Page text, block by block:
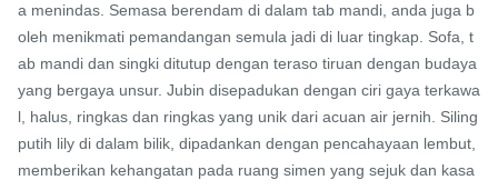
a menindas. Semasa berendam di dalam tab mandi, anda juga b
oleh menikmati pemandangan semula jadi di luar tingkap. Sofa, t
ab mandi dan singki ditutup dengan teraso tiruan dengan budaya
yang bergaya unsur. Jubin disepadukan dengan ciri gaya terkawa
l, halus, ringkas dan ringkas yang unik dari acuan air jernih. Siling
putih lily di dalam bilik, dipadankan dengan pencahayaan lembut,
memberikan kehangatan pada ruang simen yang sejuk dan kasa